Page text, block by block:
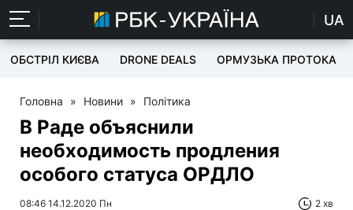
UA
ОБСТРІЛ КИЄВА DRONE DEALS ОРМУЗЬКА ПРОТОКА
Головна » Новини » Політика
В Раде объяснили
необходимость продления
особого статуса ОРДЛО
08:46 14.12.2020 Пн 2 хв